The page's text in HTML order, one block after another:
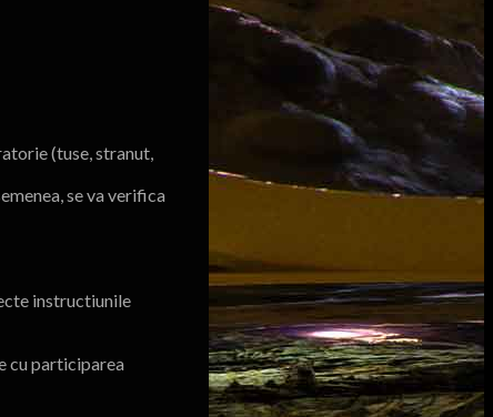
(tuse, stranut,
se va verifica
instructiunile
cu participarea